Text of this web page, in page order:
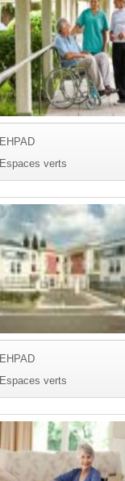
EHPAD
Espaces verts
EHPAD
Espaces verts